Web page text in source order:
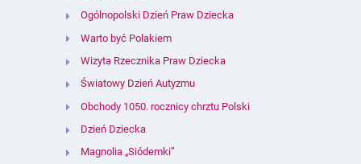
Ogólnopolski Dzień Praw Dziecka
Warto być Polakiem
Wizyta Rzecznika Praw Dziecka
Światowy Dzień Autyzmu
Obchody 1050. rocznicy chrztu Polski
Dzień Dziecka
Magnolia „Siódemki”